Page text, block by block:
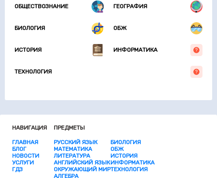
ОБЩЕСТВОЗНАНИЕ ГЕОГРАФИЯ
БИОЛОГИЯ ОБЖ
ИСТОРИЯ ИНФОРМАТИКА
ТЕХНОЛОГИЯ
НАВИГАЦИЯ
ГЛАВНАЯ
БЛОГ
НОВОСТИ
УСЛУГИ
ГДЗ
ПРЕДМЕТЫ
РУССКИЙ ЯЗЫК
МАТЕМАТИКА
ЛИТЕРАТУРА
АНГЛИЙСКИЙ ЯЗЫК
ОКРУЖАЮЩИЙ МИР
АЛГЕБРА
БИОЛОГИЯ
ОБЖ
ИСТОРИЯ
ИНФОРМАТИКА
ТЕХНОЛОГИЯ